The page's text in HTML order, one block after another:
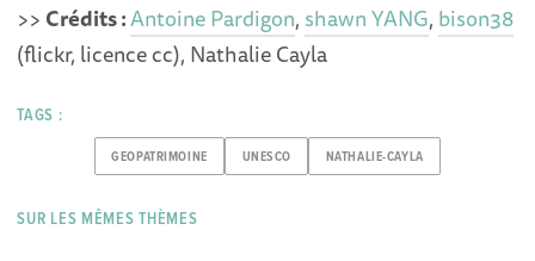
>> Crédits :Antoine Pardigon, shawn YANG, bison38
(flickr, licence cc), Nathalie Cayla
TAGS :
GEOPATRIMOINE UNESCO NATHALIE-CAYLA
SUR LES MÊMES THÈMES